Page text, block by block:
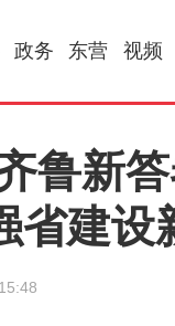
政务 东营 视频
鲁新
省建设